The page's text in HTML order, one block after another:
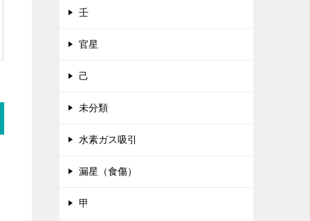
壬
官星
己
未分類
水素ガス吸引
漏星（食傷）
甲